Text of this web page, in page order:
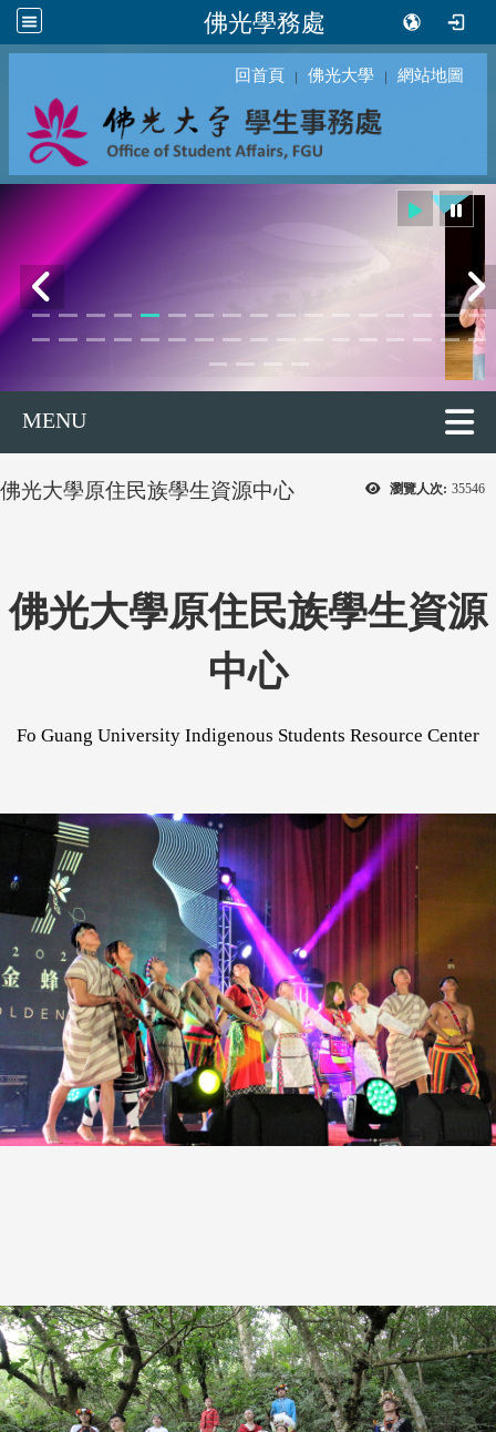
佛光學務處
回首頁 ｜ 佛光大學 ｜ 網站地圖
MENU
瀏覽人次: 35546
佛光大學原住民族學生資源中心
佛光大學原住民族學生資源
中心
Fo Guang University Indigenous Students Resource Center